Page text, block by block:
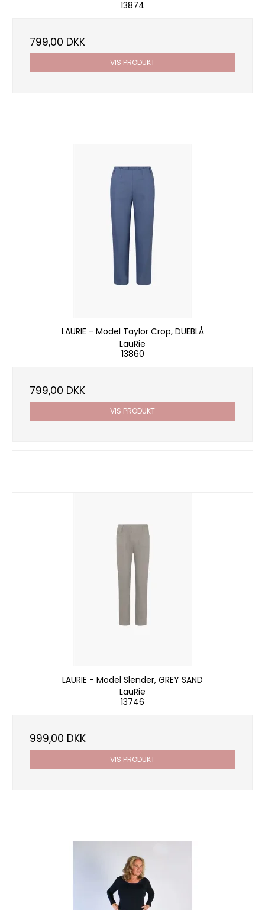
13874
799,00 DKK
VIS PRODUKT
LAURIE - Model Taylor Crop, DUEBLÅ
LauRie
13860
799,00 DKK
VIS PRODUKT
LAURIE - Model Slender, GREY SAND
LauRie
13746
999,00 DKK
VIS PRODUKT